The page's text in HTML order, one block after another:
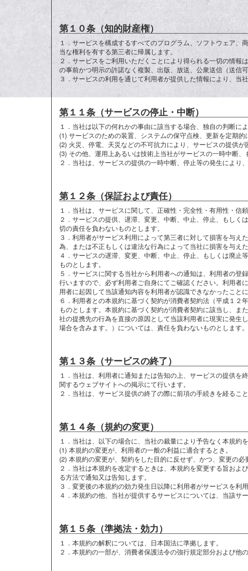
第１０条（知的財産権）
１． サービスを構成するすべてのプログラム、ソフトウェア、
当な権利を有する第三者に帰属します。
２． サービスをご利用いただくことにより得られる一切の情報
の事前かつ明示の許諾なく複製、出版、放送、公衆送信（送信
３． サービスの利用を通じて利用者が提供した情報により、当
第１１条（サービスの停止・中断）
１． 当社は以下の何れかの事由に該当する場合、独自の判断に
(1) サービスのための装置、システムの保守点検、更新を定期的
(2) 火災、停電、天災などの不可抗力により、サービスの提供が
(3) その他、運用上あるいは技術上当社がサービスの一時中断
２． 当社は、サービスの提供の一時中断、停止等の発生により
第１２条（保証および責任）
１． 当社は、サービスに関して、正確性・完全性・有用性・信
２． サービスの提供、遅滞、変更、中断、中止、停止、もしく
切の責任を負わないものとします。
３． 利用者がサービス利用によって第三者に対して損害を与え
為、または不正もしくは違法な行為によって当社に損害を与え
４． サービスの遅滞、変更、中断、中止、停止、もしくは廃止
ものとします。
５． サービスに関する当社から利用者への通知は、利用者の登
行いますので、必ず利用者ご自身にてご確認ください。利用者
用者に起因して当該通知内容を利用者が認識できなかったこと
６． 利用者との本規約に基づく契約が消費者契約法（平成１２
ものとします。本規約に基づく契約が消費者契約に該当し、
社の提携先の行為を直接の原因として当該利用者に現実に発生
場合を含みます。）については、責任を負わないものとします。
第１３条（サービスの終了）
１． 当社は、利用者に通知または告知の上、サービスの提供を
関するウェブサイトへの掲示にて行います。
２． 当社は、サービス提供の終了の際に前項の手続きを経るこ
第１４条（規約の変更）
１． 当社は、以下の場合に、当社の裁量により予告なく本規約
(1) 本規約の変更が、利用者の一般の利益に適合するとき。
(2) 本規約の変更が、契約をした目的に反せず、かつ、変更の
２． 当社は本規約を改定するときは、本規約を変更する旨およ
る方法で通知又は告知します。
３． 変更後の本規約の効力発生日以降に利用者がサービスを利
４． 本規約の他、当社が提供するサービスについては、当該サ
第１５条（準拠法・効力）
１． 本規約の解釈については、日本国法に準拠します。
２． 本規約の一部が、消費者保護法令の強行規定部分および他